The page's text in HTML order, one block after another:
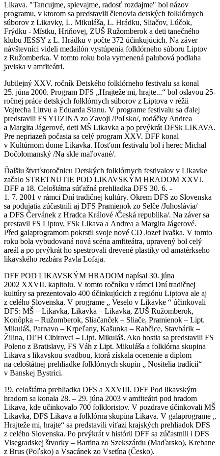
Likava. "Tancujme, spievajme, radosť rozdajme" bol názov
programu, v ktorom sa predstavili členovia detských folklórnych
súborov z Likavky, L. Mikuláša, L. Hrádku, Sliačov, Lúčok,
Frýdku - Místku, Hriňovej, ZUŠ Ružomberok a deti tanečného
klubu JESSY z L. Hrádku v počte 372 účinkujúcich. Na záver
návštevníci videli medailón vystúpenia folklórneho súboru Liptov
z Ružomberka. V tomto roku bola vymenená palubová podlaha
javiska v amfiteátri.
Jubilejný XXV. ročník Detského folklórneho festivalu sa konal
25. júna 2000. Program DFS „Hrajteže mi, hrajte...“ bol oslavou 25-
ročnej práce detských folklórnych súborov z Liptova v réžii
Vojtecha Littvu a Eduarda Stanu. V programe festivalu sa ďalej
predstavili FS YUZINA zo Zavoji /Poľsko/, rodáčky Andrea
a Margita Jágerové, deti MŠ Likavka a po prvýkrát DFSk LIKAVA.
Pre nepriazeň počasia sa celý program XXV. DFF konal
v Kultúrnom dome Likavka. Hosťom festivalu bol i herec Michal
Dočolomanský /Na skle maľované/.
Ďalšiu štvrťstoročnicu Detských folklórnych festivalov v Likavke
začalo STRETNUTIE POD LIKAVSKÝM HRADOM XXVI.
DFF a 18. Celoštátna súťažná prehliadka DFS 30. 6. -
1. 7. 2001 v rámci Dní tradičnej kultúry. Okrem DFS zo Slovenska
sa podujatia zúčastnili aj DFS Pramienok zo Selče /Juhoslávia/
a DFS Červánek z Hradca Králové /Česká republika/. Na záver sa
prestavil FS Liptov, FSk Likava a Andrea a Margita Jágerové.
Před galaprogramom pokrstil svoje nové CD Jozef Ivaška. V tomto
roku bola vybudovaná nová scéna amfiteátra, upravený bol celý
areál a po prvýkrát ho spestrovali drevené plastiky od amatérkseho
likavského rezbára Pavla Lofaja.
DFF POD LIKAVSKÝM HRADOM napísal 30. júna
2002 XXVII. kapitolu. V tomto ročníku v rámci Dní tradičnej
kultúry sa prezentovalo 400 účinkujúcich z regiónu Liptova ale aj
z celého Slovenska. V programe „ Veselo v Likavke “ účinkovali
DFS: MŠ – Likavka, Likavka – Likavka, ZUŠ Ružomberok,
Konôpka – Ružomberok, Sliačanček – Sliače, Pramienok – Lipt.
Mikuláš, Parnavo – Krpeľany, Kašunka – Rabčice, Stavbárik –
Žilina, DĽH Cibirovci – Lipt. Mikuláš. Ako hostia sa predstavili FS
Poleno z Bratislavy, FS Váh z Lipt. Mikuláša a folklórna skupina
Likava s likavskou svadbou, ktorá získala ocenenie a diplom
na celoštátnej prehliadke folklórnych skupín „ Nositelia tradícií“
v Banskej Bystrici.
19. celoštátna prehliadka DFS a XXVIII. DFF Pod likavským
hradom sa konala 28. – 29. júna 2003 v amfiteátri pod hradom
Likava, kde učinkovalo 700 folkloristov. V pozdrave účinkovali MŠ
Likavka, DFS Likava a folklórna skupina Likava. V galaprograme „
Hrajteže mi, hrajte“ sa predstavili víťazi krajských prehliadok DFS
z celého Slovenska. Po prvýkrát v histórii DFF sa zúčastnili i DFS
Visegradskej štvorky – Bartina zo Szekszárdu (Maďarsko), Krebane
z Brus (Poľsko) a Vsacánek zo Vsetína (Česko).